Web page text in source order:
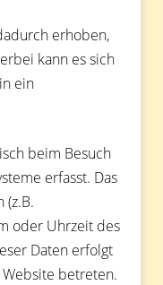
erhoben,
kann es sich
ein
beim Besuch
erfasst. Das
(z.B.
oder Uhrzeit des
Daten erfolgt
betreten.